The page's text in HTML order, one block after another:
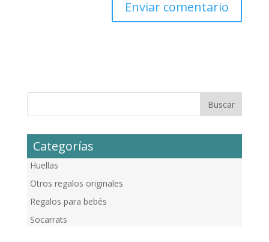
Categorías
Huellas
Otros regalos originales
Regalos para bebés
Socarrats